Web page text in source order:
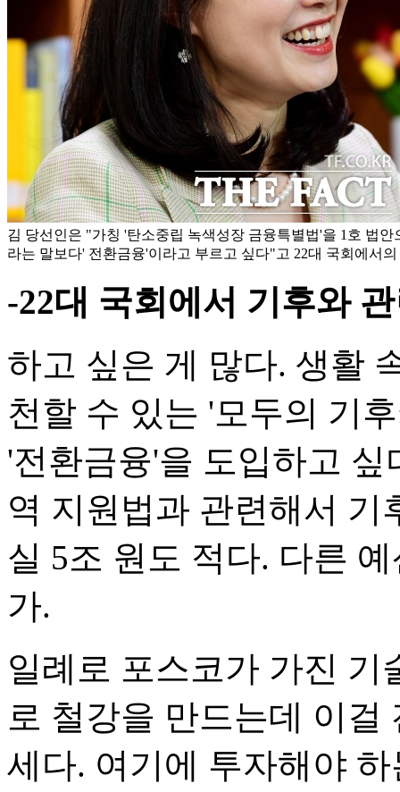
김 당선인은 "가칭 '탄소중립 녹색성장 금융특별법'을 1호 법
라는 말보다' 전환금융'이라고 부르고 싶다"고 22대 국회에서
-22대 국회에서 기후와
하고 싶은 게 많다. 생활
천할 수 있는 '모두의 기
'전환금융'을 도입하고
역 지원법과 관련해서
실 5조 원도 적다. 다른
가.
일례로 포스코가 가진 기
로 철강을 만드는데 이걸
세다. 여기에 투자해야